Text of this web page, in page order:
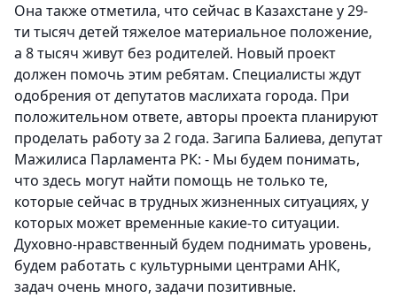
Она также отметила, что сейчас в Казахстане у 29-
ти тысяч детей тяжелое материальное положение,
а 8 тысяч живут без родителей. Новый проект
должен помочь этим ребятам. Специалисты ждут
одобрения от депутатов маслихата города. При
положительном ответе, авторы проекта планируют
проделать работу за 2 года. Загипа Балиева, депутат
Мажилиса Парламента РК: - Мы будем понимать,
что здесь могут найти помощь не только те,
которые сейчас в трудных жизненных ситуациях, у
которых может временные какие-то ситуации.
Духовно-нравственный будем поднимать уровень,
будем работать с культурными центрами АНК,
задач очень много, задачи позитивные.